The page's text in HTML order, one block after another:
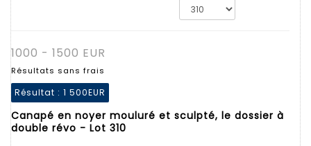
1000 - 1500 EUR
Résultats sans frais
Résultat : 1 500EUR
Canapé en noyer mouluré et sculpté, le dossier à
double révo - Lot 310